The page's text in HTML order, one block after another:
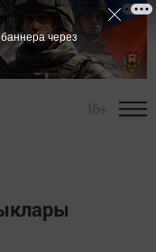
через